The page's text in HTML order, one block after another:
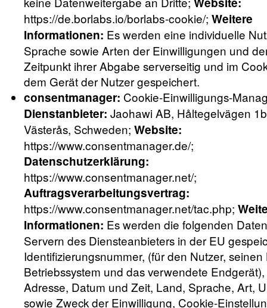
https://de.borlabs.io/borlabs-cookie/; Weitere
Informationen: Es werden eine individuelle
Sprache sowie Arten der Einwilligungen und
Zeitpunkt ihrer Abgabe serverseitig und im
dem Gerät der Nutzer gespeichert.
consentmanager: Cookie-Einwilligungs-
Dienstanbieter: Jaohawi AB, Håltegelvägen
Västerås, Schweden; Website:
https://www.consentmanager.de/;
Datenschutzerklärung:
https://www.consentmanager.net/;
Auftragsverarbeitungsvertrag:
https://www.consentmanager.net/tac.php;
Informationen: Es werden die folgenden
Servern des Diensteanbieters in der EU
Identifizierungsnummer, (für den Nutzer, seinen
Betriebssystem und das verwendete Endgerät),
Adresse, Datum und Zeit, Land, Sprache, Art,
sowie Zweck der Einwilligung, Cookie-